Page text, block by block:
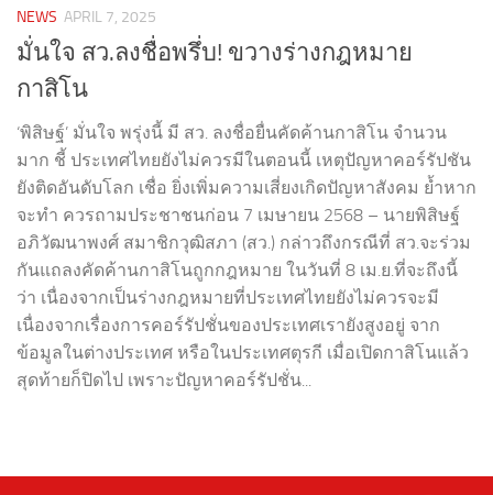
NEWS APRIL 7, 2025
มั่นใจ สว.ลงชื่อพรึ่บ! ขวางร่างกฎหมาย
กาสิโน
‘พิสิษฐ์’ มั่นใจ พรุ่งนี้ มี สว. ลงชื่อยื่นคัดค้านกาสิโน จำนวน
มาก ชี้ ประเทศไทยยังไม่ควรมีในตอนนี้ เหตุปัญหาคอร์รัปชัน
ยังติดอันดับโลก เชื่อ ยิ่งเพิ่มความเสี่ยงเกิดปัญหาสังคม ย้ำหาก
จะทำ ควรถามประชาชนก่อน 7 เมษายน 2568 – นายพิสิษฐ์
อภิวัฒนาพงศ์ สมาชิกวุฒิสภา (สว.) กล่าวถึงกรณีที่ สว.จะร่วม
กันแถลงคัดค้านกาสิโนถูกกฎหมาย ในวันที่ 8 เม.ย.ที่จะถึงนี้
ว่า เนื่องจากเป็นร่างกฎหมายที่ประเทศไทยยังไม่ควรจะมี
เนื่องจากเรื่องการคอร์รัปชั่นของประเทศเรายังสูงอยู่ จาก
ข้อมูลในต่างประเทศ หรือในประเทศตุรกี เมื่อเปิดกาสิโนแล้ว
สุดท้ายก็ปิดไป เพราะปัญหาคอร์รัปชั่น...